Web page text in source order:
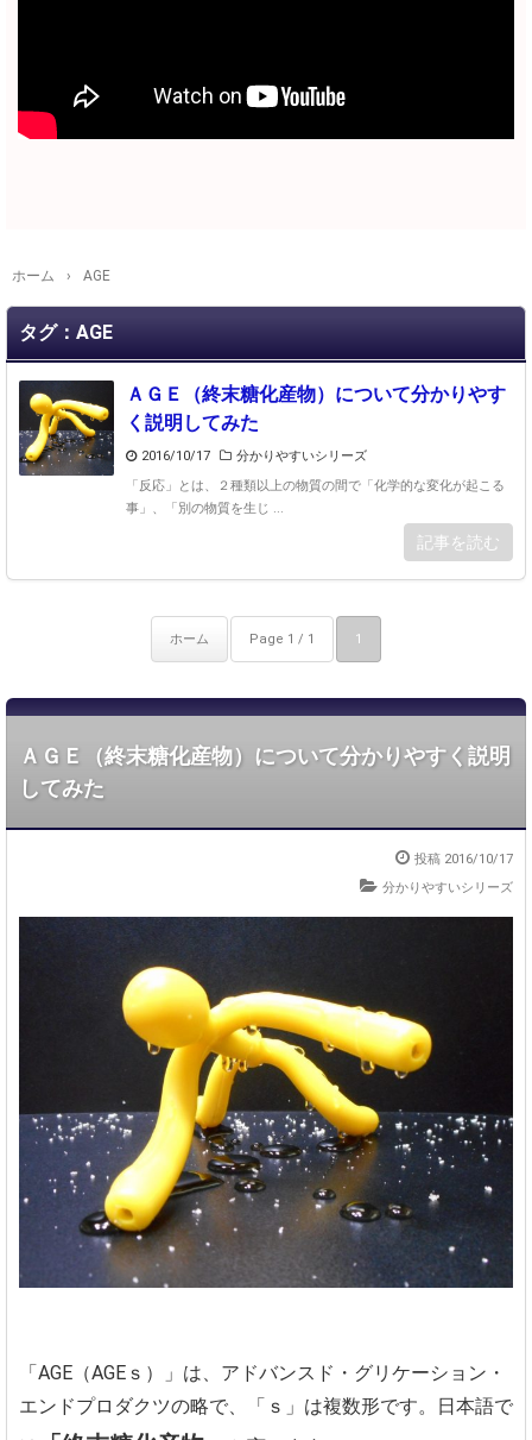
ホーム › AGE
タグ：AGE
ＡＧＥ（終末糖化産物）について分かりやす
く説明してみた
2016/10/17
分かりやすいシリーズ
「反応」とは、２種類以上の物質の間で「化学的な変化が起こる
事」、「別の物質を生じ ...
記事を読む
ホーム Page 1 / 1 1
ＡＧＥ（終末糖化産物）について分かりやすく説明
してみた
投稿 2016/10/17
分かりやすいシリーズ
「AGE（AGEｓ）」は、アドバンスド・グリケーション・
エンドプロダクツの略で、「ｓ」は複数形です。日本語で